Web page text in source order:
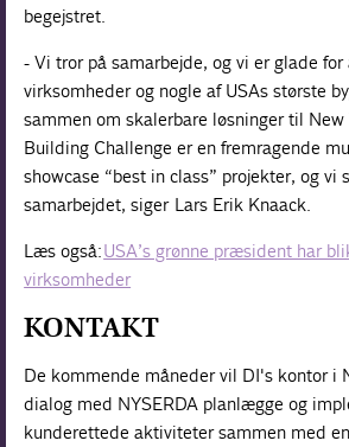
begejstret.
- Vi tror på samarbejde, og vi er glade for
virksomheder og nogle af USAs største
sammen om skalerbare løsninger til New
Building Challenge er en fremragende
showcase “best in class” projekter, og vi
samarbejdet, siger Lars Erik Knaack.
Læs også:USA’s grønne præsident har
virksomheder
KONTAKT
De kommende måneder vil DI's kontor i
dialog med NYSERDA planlægge og
kunderettede aktiviteter sammen med